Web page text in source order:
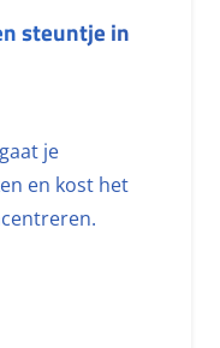
steuntje in
je
en kost het